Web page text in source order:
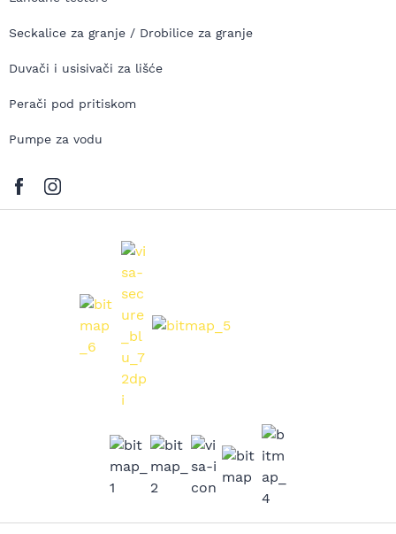
Seckalice za granje / Drobilice za granje
Duvači i usisivači za lišće
Perači pod pritiskom
Pumpe za vodu